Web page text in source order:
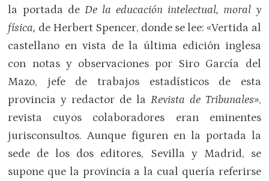
la portada de De la educación intelectual, moral y
física, de Herbert Spencer, donde se lee: «Vertida al
castellano en vista de la última edición inglesa
con notas y observaciones por Siro García del
Mazo, jefe de trabajos estadísticos de esta
provincia y redactor de la Revista de Tribunales»,
revista cuyos colaboradores eran eminentes
jurisconsultos. Aunque figuren en la portada la
sede de los dos editores, Sevilla y Madrid, se
supone que la provincia a la cual quería referirse